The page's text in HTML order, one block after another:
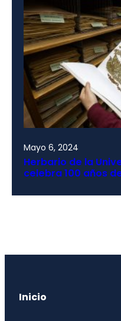
Mayo 6, 2024
Herbario de la
celebra 100 años
Inicio